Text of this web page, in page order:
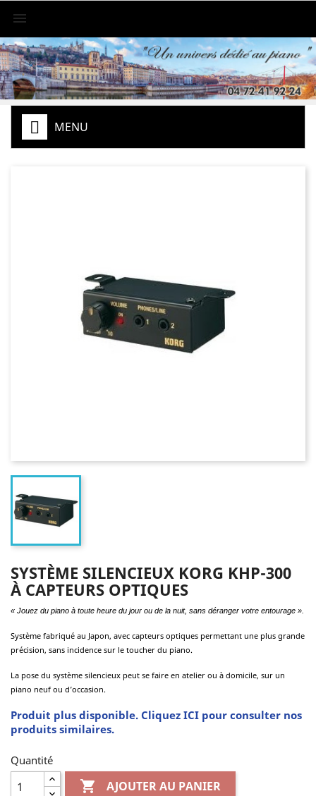

MENU
SYSTÈME SILENCIEUX KORG KHP-300
À CAPTEURS OPTIQUES
« Jouez du piano à toute heure du jour ou de la nuit, sans déranger votre entourage ».
Système fabriqué au Japon, avec capteurs optiques permettant une plus grande
précision, sans incidence sur le toucher du piano.
La pose du système silencieux peut se faire en atelier ou à domicile, sur un
piano neuf ou d’occasion.
Produit plus disponible. Cliquez ICI pour consulter nos
produits similaires.
Quantité
 AJOUTER AU PANIER